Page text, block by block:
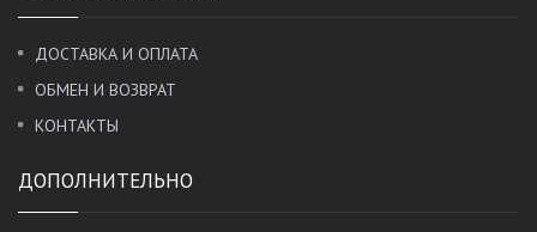
ДОСТАВКА И ОПЛАТА
ОБМЕН И ВОЗВРАТ
КОНТАКТЫ
ДОПОЛНИТЕЛЬНО